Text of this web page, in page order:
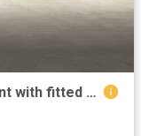
Bright 3 room maisonette apartment with fitted kitchen, loggia and parking space